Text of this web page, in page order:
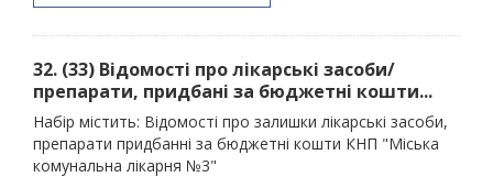
32. (33) Відомості про лікарські засоби/
препарати, придбані за бюджетні кошти...
Набір містить: Відомості про залишки лікарські засоби,
препарати придбанні за бюджетні кошти КНП "Міська
комунальна лікарня №3"